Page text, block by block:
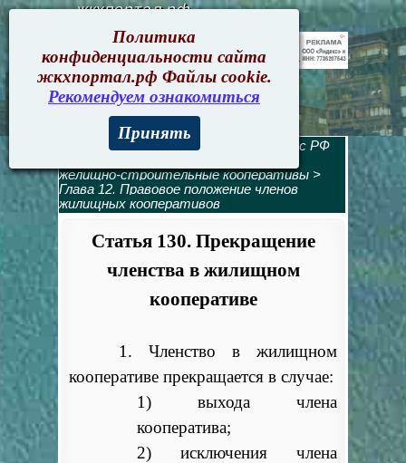
жкхпортал.рф
Жилищный кодекс
Жилищный кодекс РФ
желищно-строительные кооперативы >
Глава 12. Правовое положение членов
жилищных кооперативов
Статья 130. Прекращение
членства в жилищном
кооперативе
1. Членство в жилищном
кооперативе прекращается в случае:
1) выхода члена
кооператива;
2) исключения члена
Политика
конфиденциальности сайта
жкхпортал.рф Файлы cookie.
Рекомендуем ознакомиться
Принять